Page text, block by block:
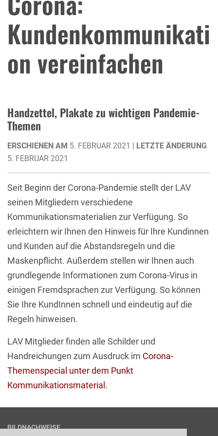
Kundenkommunikati
on vereinfachen
Handzettel, Plakate zu wichtigen Pandemie-
Themen
ERSCHIENEN AM 5. FEBRUAR 2021 | LETZTE ÄNDERUNG
5. FEBRUAR 2021
Seit Beginn der Corona-Pandemie stellt der LAV
seinen Mitgliedern verschiedene
Kommunikationsmaterialien zur Verfügung. So
erleichtern wir Ihnen den Hinweis für Ihre Kundinnen
und Kunden auf die Abstandsregeln und die
Maskenpflicht. Außerdem stellen wir Ihnen auch
grundlegende Informationen zum Corona-Virus in
einigen Fremdsprachen zur Verfügung. So können
Sie Ihre KundInnen schnell und eindeutig auf die
Regeln hinweisen.
LAV Mitglieder finden alle Schilder und
Handreichungen zum Ausdruck im Corona-
Themenspecial unter dem Punkt
Kommunikationsmaterial.
BILDNACHWEISE